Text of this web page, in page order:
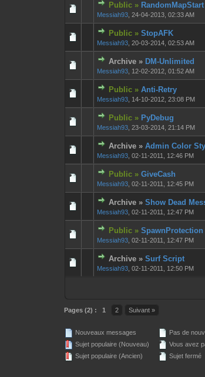
Public » RandomMapStart
Messiah93 ,24-04-2013, 02:33 AM
Public » StopAFK
Messiah93 ,20-03-2014, 02:53 AM
Archive » DM-Unlimited
Messiah93 12-02-2012, 01:52 AM
Public » Anti-Retry
Messiah93 14-10-2012, 23:08 PM
Public » PyDebug
Messiah93 ,23-03-2014, 21:14 PM
Archive » Admin Color
Messiah93 ,02-11-2011, 12:46 PM
Public » GiveCash
Messiah93 ,02-11-2011, 12:45 PM
Archive » Show Dead
Messiah93 ,02-11-2011, 12:47 PM
Public » SpawnProtection
Messiah93 ,02-11-2011, 12:47 PM
Archive » Surf Script
Messiah93 ,02-11-2011, 12:50 PM
Pages (2) : 1 2 Suivant »
Nouveaux messages
Sujet populaire (Nouveau)
Sujet populaire (Ancien)
Pas de
Vous avez
Sujet fermé